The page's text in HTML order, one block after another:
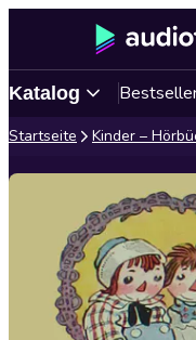
Katalog
Startseite Kinder –